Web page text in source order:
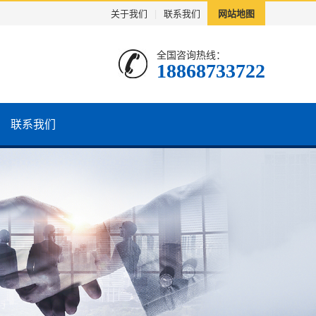
关于我们 联系我们 网站地图
全国咨询热线：
18868733722
联系我们